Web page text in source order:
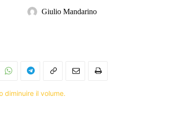
Giulio Mandarino
diminuire il volume.